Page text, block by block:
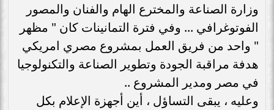
وزارة الصناعة والمخترع الهام والفنان والمصور
الفوتوغرافي ... وفي فترة التمانينات كان " مظهر
" واحد من فريق العمل بمشروع مصري امريكي
هدفة مراقبة الجودة وتطوير الصناعة والتكنولوجيا
في مصر ومدير المشروع ..
وعليه ، يبقى التساؤل ، أين أجهزة الإعلام بكل